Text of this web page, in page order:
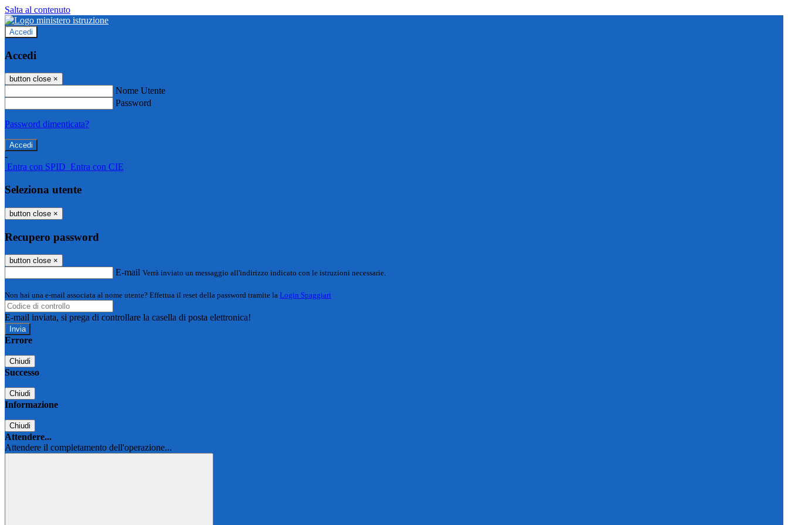
Salta al contenuto
Accedi
Accedi
button close ×
Nome Utente
Password
Password dimenticata?
-
Entra con SPID Entra con CIE
Seleziona utente
button close ×
Recupero password
button close ×
E-mail Verrà inviato un messaggio all'indirizzo indicato con le istruzioni necessarie.
Non hai una e-mail associata al nome utente? Effettua il reset della password tramite la Login Spaggiari
E-mail inviata, si prega di controllare la casella di posta elettronica!
Errore
Chiudi
Successo
Chiudi
Informazione
Chiudi
Attendere...
Attendere il completamento dell'operazione...